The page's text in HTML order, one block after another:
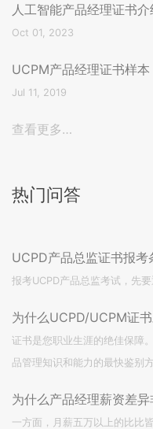
人工智能产品经理证书介
Oct 01, 2023
UCPM产品经理证书样本
Jul 11, 2019
查看更多…
热门问答
UCPD产品总监证书报考
报考UCPD产品总监考试，先
为什么UCPD/UCPM证
证书是您职业生涯的绝佳保障
品管理知识和能力的最快鉴别方
为什么产品经理薪资差异
一方面，月薪五万以上的比比